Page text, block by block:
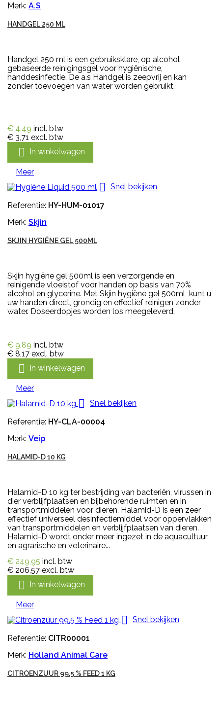
Merk: A.S
HANDGEL 250 ML
Handgel 250 ml is een gebruiksklare, op alcohol
gebaseerde reinigingsgel voor hygiënische,
handdesinfectie. De a.s Handgel is zeepvrij en kan
zonder toevoegen van water worden gebruikt.
€ 4,49 incl. btw
€ 3,71 excl. btw
 In winkelwagen
Meer
 Snel bekijken
Referentie: HY-HUM-01017
Merk: Skjin
SKJIN HYGIËNE GEL 500ML
Skjin hygiëne gel 500ml is een verzorgende en
reinigende vloeistof voor handen op basis van 70%
alcohol en glycerine. Met Skjin hygiëne gel 500ml kunt u
uw handen direct, grondig en effectief reinigen zonder
water. Doseerdopjes worden los meegeleverd.
€ 9,89 incl. btw
€ 8,17 excl. btw
 In winkelwagen
Meer
 Snel bekijken
Referentie: HY-CLA-00004
Merk: Veip
HALAMID-D 10 KG
Halamid-D 10 kg ter bestrijding van bacteriën, virussen in
dier verblijfplaatsen en bijbehorende ruimten en in
transportmiddelen voor dieren. Halamid-D is een zeer
effectief universeel desinfectiemiddel voor oppervlakken
van transportmiddelen en verblijfplaatsen van dieren.
Halamid-D wordt onder meer ingezet in de aquacultuur
en agrarische en veterinaire...
€ 249,95 incl. btw
€ 206,57 excl. btw
 In winkelwagen
Meer
 Snel bekijken
Referentie: CITR00001
Merk: Holland Animal Care
CITROENZUUR 99.5 % FEED 1 KG